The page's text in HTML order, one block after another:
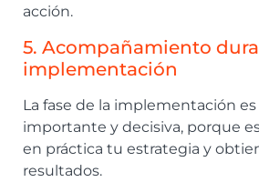
acción.
5. Acompañamiento
implementación
La fase de la implementación es
importante y decisiva, porque
en práctica tu estrategia y
resultados.